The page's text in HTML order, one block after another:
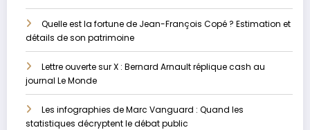
Quelle est la fortune de Jean-François Copé ? Estimation et
détails de son patrimoine
Lettre ouverte sur X : Bernard Arnault réplique cash au
journal Le Monde
Les infographies de Marc Vanguard : Quand les
statistiques décryptent le débat public